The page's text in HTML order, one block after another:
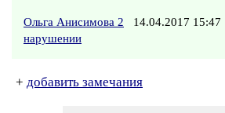
Ольга Анисимова 2 14.04.2017 15:47
нарушении
+ добавить замечания